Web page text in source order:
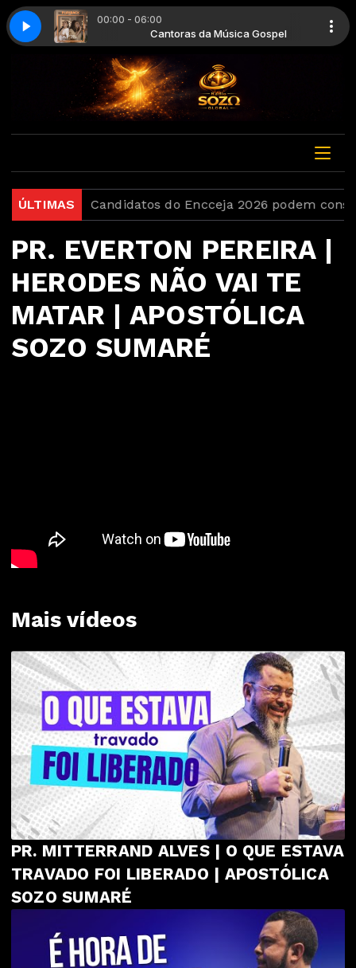
00:00 - 06:00
Gospel Cantoras da Música Gospel
- Deus De Perto Gabriela Gomes - Deus De Perto
ÚLTIMAS
Brasil Candidatos do Encceja 2026 podem
PR. EVERTON PEREIRA |
HERODES NÃO VAI TE
MATAR | APOSTÓLICA
SOZO SUMARÉ
Mais vídeos
PR. MITTERRAND ALVES | O QUE ESTAVA
TRAVADO FOI LIBERADO | APOSTÓLICA
SOZO SUMARÉ